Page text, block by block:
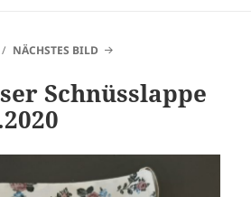
NÄCHSTES BILD
Schnüsslappe